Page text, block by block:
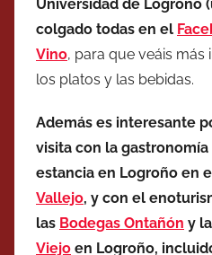
Universidad de Logroño
colgado todas en el
Vino, para que veáis más
los platos y las bebidas.
Además es interesante
visita con la
estancia en Logroño en
Vallejo, y con el
las Bodegas Ontañón y
Viejo en Logroño,